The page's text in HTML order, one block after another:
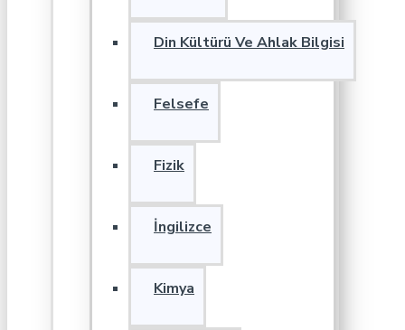
Din Kültürü Ve Ahlak Bilgisi
Felsefe
Fizik
İngilizce
Kimya